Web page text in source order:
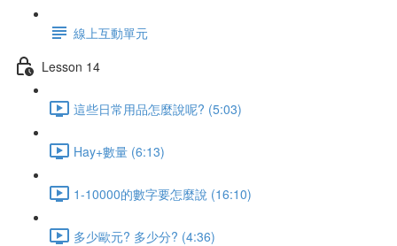
線上互動單元
Lesson 14
這些日常用品怎麼說呢? (5:03)
Hay+數量 (6:13)
1-10000的數字要怎麼說 (16:10)
多少歐元? 多少分? (4:36)